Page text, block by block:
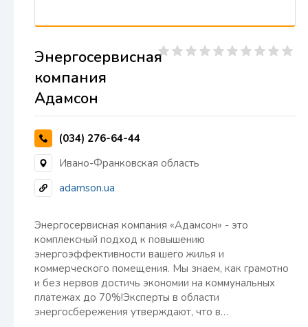
Энергосервисная
компания
Адамсон
(034) 276-64-44
Ивано-Франковская область
adamson.ua
Энергосервисная компания «Адамсон» - это
комплексный подход к повышению
энергоэффективности вашего жилья и
коммерческого помещения. Мы знаем, как грамотно
и без нервов достичь экономии на коммунальных
платежах до 70%!Эксперты в области
энергосбережения утверждают, что в…